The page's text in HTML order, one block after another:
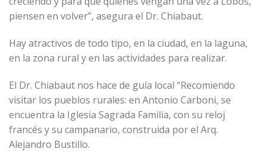
piensen en volver”, asegura el Dr. Chiabaut.
Hay atractivos de todo tipo, en la ciudad, en la laguna,
en la zona rural y en las actividades para realizar.
El Dr. Chiabaut nos hace de guía local “Recomiendo
visitar los pueblos rurales: en Antonio Carboni, se
encuentra la Iglesia Sagrada Familia, con su reloj
francés y su campanario, construida por el Arq.
Alejandro Bustillo.